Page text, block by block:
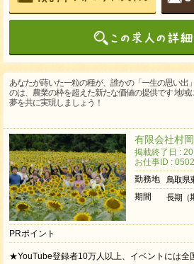
あなたが蒔いた一粒の種が、誰かの「一生の思い出
のは、農業の枠を超えた新たな価値の提供です 地
夢を共に実現しましょう！
有限会社村
掲載終了日 :
お仕事ID :
勤務地
鳥取県
期間
長期（
PRポイント
★YouTube登録者10万人以上、イベントには全